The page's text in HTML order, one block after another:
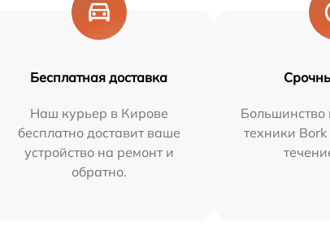
Бесплатная доставка
Наш курьер в Кирове
бесплатно доставит ваше
устройство на ремонт и
обратно.
Большинство
техники